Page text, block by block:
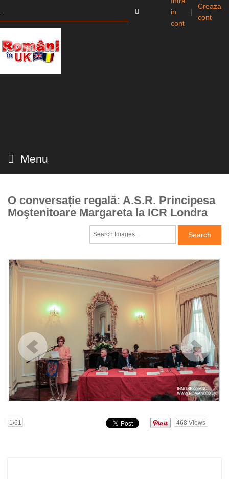
in
cont
|
Creaza
cont
Menu
O conversație regală: A.S.R. Principesa
Moştenitoare Margareta la ICR Londra
1/61 468 Views